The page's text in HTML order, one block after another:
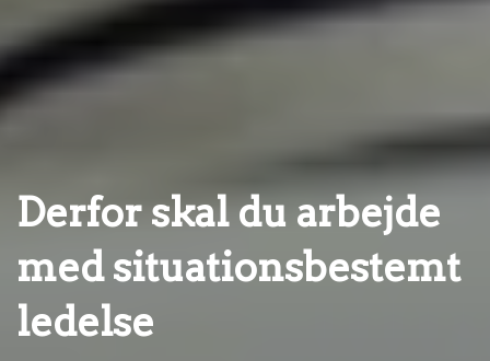
Derfor skal du arbejde
med situationsbestemt
ledelse